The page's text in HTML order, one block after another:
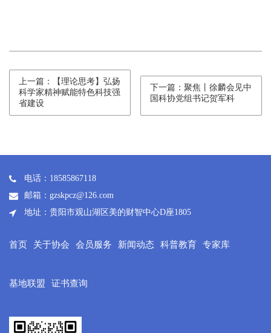
上一篇：【理论思考】弘扬
科学家精神赋能特色科技强
省建设
下一篇：聚焦丨徐麟会见中
国科协党组书记贺军科
电话：18585867118
邮箱：gzskpcz@126.com
地址：贵阳市观山湖区美的财智中心D座1805
首页 关于协会 会员服务 新闻动态 科普教育 专家库
基地联盟 证书查询